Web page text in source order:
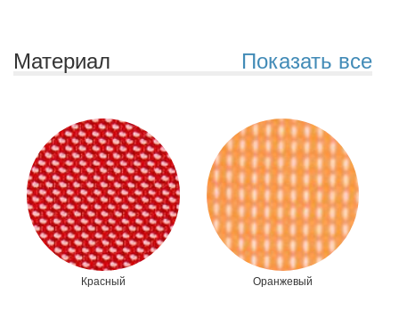
Показать все
Материал
Красный Оранжевый